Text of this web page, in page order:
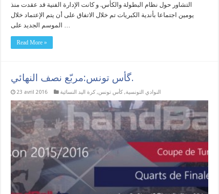
التشاور حول نظام البطولة والكأس. و كانت الإدارة الفنية قد عقدت منذ
يومين اجتماعا بأندية الكبريات تم خلال الاتفاق على أن يتم الإعتماد خلال
Read More »
گأس تونس:مربّع نصف النهائي.
23 avril 2016 النوادي التونسية, كأس تونس, كرة اليد النسائية